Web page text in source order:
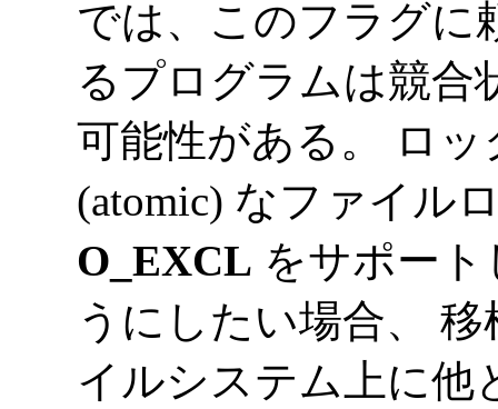
では、このフラグに
るプログラムは競合
可能性がある。 ロ
(atomic) なファイル
O_EXCL をサポー
うにしたい場合、
イルシステム上に他